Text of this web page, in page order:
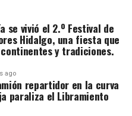
se vivió el 2.º Festival de
Hidalgo, una fiesta que
y tradiciones.
ago
repartidor en la curva
paraliza el Libramiento